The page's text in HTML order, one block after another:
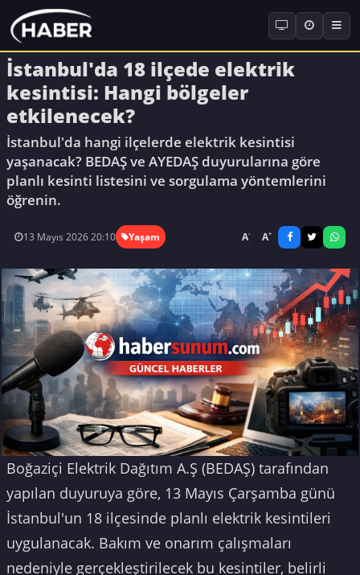
İstanbul'da 18 ilçede elektrik
kesintisi: Hangi bölgeler
etkilenecek?
İstanbul'da hangi ilçelerde elektrik kesintisi
yaşanacak? BEDAŞ ve AYEDAŞ duyurularına göre
planlı kesinti listesini ve sorgulama yöntemlerini
öğrenin.
13 Mayıs 2026 20:10 Yaşam A- A+
Boğaziçi Elektrik Dağıtım A.Ş (BEDAŞ) tarafından
yapılan duyuruya göre, 13 Mayıs Çarşamba günü
İstanbul'un 18 ilçesinde planlı elektrik kesintileri
uygulanacak. Bakım ve onarım çalışmaları
nedeniyle gerçekleştirilecek bu kesintiler, belirli